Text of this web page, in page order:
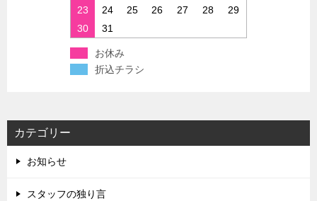
23
24 25 26 27 28
29
30
31
お休み
折込チラシ
カテゴリー
お知らせ
スタッフの独り言